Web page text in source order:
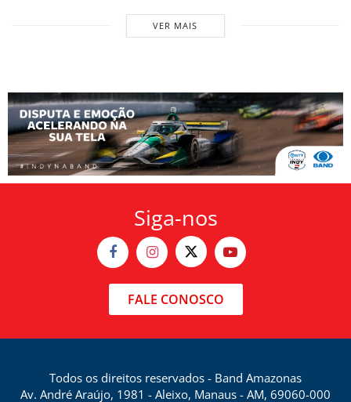
VER MAIS
Siga-nos
FALE CONOSCO
Todos os direitos reservados - Band Amazonas
Av. André Araújo, 1981 - Aleixo, Manaus - AM, 69060-000